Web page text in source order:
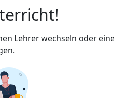
Lehrer wechseln oder